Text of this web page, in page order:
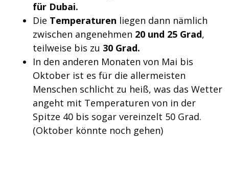
für Dubai.
Die Temperaturen liegen dann nämlich
zwischen angenehmen 20 und 25 Grad,
teilweise bis zu 30 Grad.
In den anderen Monaten von Mai bis
Oktober ist es für die allermeisten
Menschen schlicht zu heiß, was das Wetter
angeht mit Temperaturen von in der
Spitze 40 bis sogar vereinzelt 50 Grad.
(Oktober könnte noch gehen)